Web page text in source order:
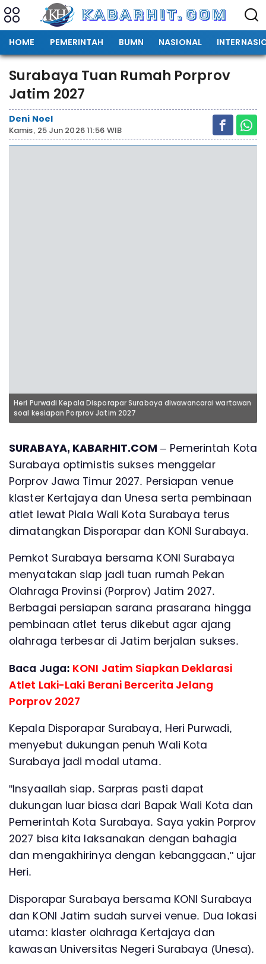
HOME PEMERINTAH BUMN NASIONAL
Surabaya Tuan Rumah Porprov
Jatim 2027
Deni Noel
Kamis, 25 Jun 2026 11:56 WIB
Heri Purwadi Kepala Disporapar Surabaya diwawancarai wartawan
soal kesiapan Porprov Jatim 2027
SURABAYA, KABARHIT.COM – Pemerintah Kota
Surabaya optimistis sukses menggelar
Porprov Jawa Timur 2027. Persiapan venue
klaster Kertajaya dan Unesa serta pembinaan
atlet lewat Piala Wali Kota Surabaya terus
dimatangkan Disporapar dan KONI Surabaya.
Pemkot Surabaya bersama KONI Surabaya
menyatakan siap jadi tuan rumah Pekan
Olahraga Provinsi (Porprov) Jatim 2027.
Berbagai persiapan sarana prasarana hingga
pembinaan atlet terus dikebut agar ajang
olahraga terbesar di Jatim berjalan sukses.
Baca Juga: KONI Jatim Siapkan Deklarasi
Atlet Laki-Laki Berani Bercerita Jelang
Porprov 2027
Kepala Disporapar Surabaya, Heri Purwadi,
menyebut dukungan penuh Wali Kota
Surabaya jadi modal utama.
"Insyaallah siap. Sarpras pasti dapat
dukungan luar biasa dari Bapak Wali Kota dan
Pemerintah Kota Surabaya. Saya yakin Porprov
2027 bisa kita laksanakan dengan bahagia
dan mengakhirinya dengan kebanggaan," ujar
Heri.
Disporapar Surabaya bersama KONI Surabaya
dan KONI Jatim sudah survei venue. Dua lokasi
utama: klaster olahraga Kertajaya dan
kawasan Universitas Negeri Surabaya (Unesa).